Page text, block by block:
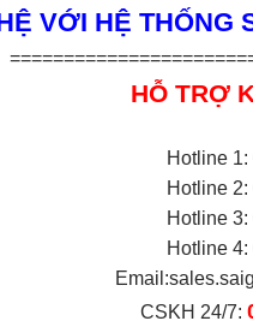
VỚI HỆ THỐNG
HỖ TRỢ
Hotline
Hotline
Hotline
Hotline
Email:
CSKH 24/7: